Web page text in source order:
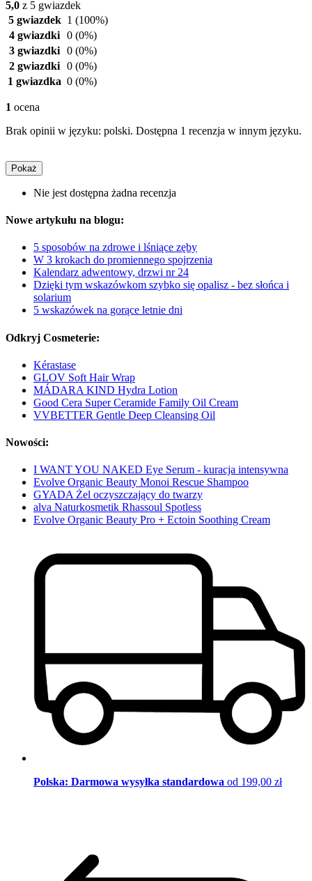
5,0 z 5 gwiazdek
5 gwiazdek 1 (100%)
4 gwiazdki 0 (0%)
3 gwiazdki 0 (0%)
2 gwiazdki 0 (0%)
1 gwiazdka 0 (0%)
1 ocena
Brak opinii w języku: polski. Dostępna 1 recenzja w innym języku.
Pokaż
Nie jest dostępna żadna recenzja
Nowe artykułu na blogu:
5 sposobów na zdrowe i lśniące zęby
W 3 krokach do promiennego spojrzenia
Kalendarz adwentowy, drzwi nr 24
Dzięki tym wskazówkom szybko się opalisz - bez słońca i
solarium
5 wskazówek na gorące letnie dni
Odkryj Cosmeterie:
Kérastase
GLOV Soft Hair Wrap
MÁDARA KIND Hydra Lotion
Good Cera Super Ceramide Family Oil Cream
VVBETTER Gentle Deep Cleansing Oil
Nowości:
I WANT YOU NAKED Eye Serum - kuracja intensywna
Evolve Organic Beauty Monoi Rescue Shampoo
GYADA Żel oczyszczający do twarzy
alva Naturkosmetik Rhassoul Spotless
Evolve Organic Beauty Pro + Ectoin Soothing Cream
Polska: Darmowa wysyłka standardowa od 199,00 zł